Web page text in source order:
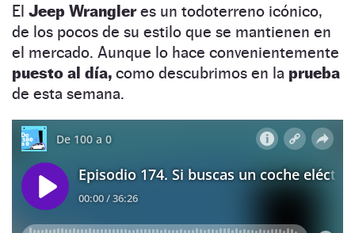
El Jeep Wrangleres un todoterreno icónico,
de los pocos de su estilo que se mantienen en
el mercado. Aunque lo hace convenientemente
puesto al día, como descubrimos en la prueba
de esta semana.